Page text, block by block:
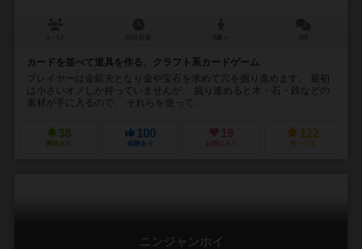
カードを並べて道具を作る、クラフト系カードゲーム
プレイヤーは金鉱夫となり金や宝石を求めて穴を掘り進めます。 最初
は小さいオノしか持っていませんが、 掘り進めると木・石・鉄などの
素材が手に入るので、 それらを使って...
38
興味あり
100
経験あり
19
お気に入り
122
持ってる
ニンジャンホイ